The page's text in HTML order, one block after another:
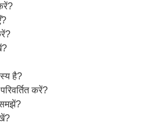
है?
करें?